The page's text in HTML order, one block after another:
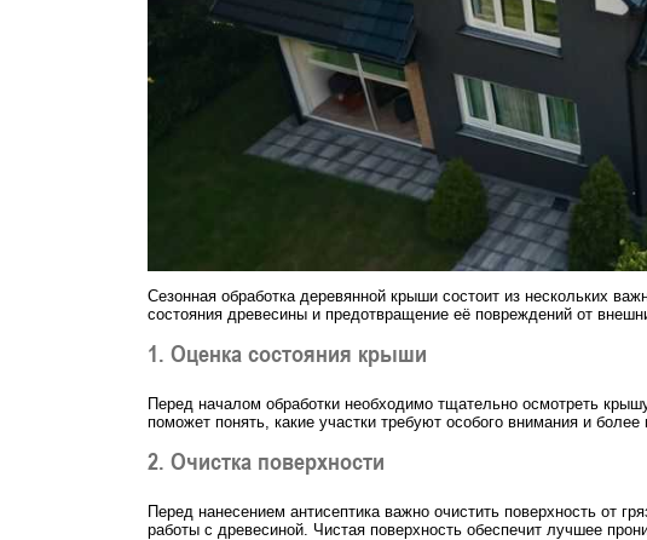
Сезонная обработка деревянной крыши состоит из нескольких
состояния древесины и предотвращение её повреждений от
1. Оценка состояния крыши
Перед началом обработки необходимо тщательно осмотреть
поможет понять, какие участки требуют особого внимания и более
2. Очистка поверхности
Перед нанесением антисептика важно очистить поверхность от
работы с древесиной. Чистая поверхность обеспечит лучшее